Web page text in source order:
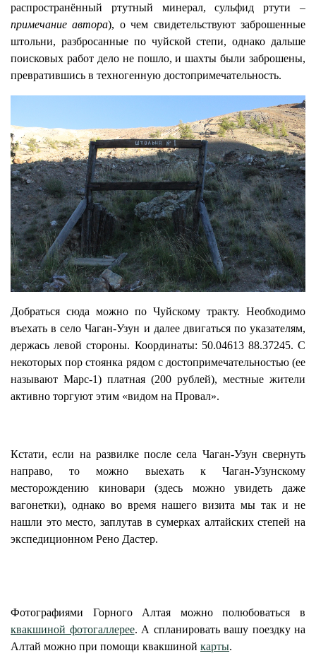
распространённый ртутный минерал, сульфид ртути –
примечание автора), о чем свидетельствуют заброшенные
штольни, разбросанные по чуйской степи, однако дальше
поисковых работ дело не пошло, и шахты были заброшены,
превратившись в техногенную достопримечательность.
Добраться сюда можно по Чуйскому тракту. Необходимо
въехать в село Чаган-Узун и далее двигаться по указателям,
держась левой стороны. Координаты: 50.04613 88.37245. С
некоторых пор стоянка рядом с достопримечательностью (ее
называют Марс-1) платная (200 рублей), местные жители
активно торгуют этим «видом на Провал».
Кстати, если на развилке после села Чаган-Узун свернуть
направо, то можно выехать к Чаган-Узунскому
месторождению киновари (здесь можно увидеть даже
вагонетки), однако во время нашего визита мы так и не
нашли это место, заплутав в сумерках алтайских степей на
экспедиционном Рено Дастер.
Фотографиями Горного Алтая можно полюбоваться в
квакшиной фотогаллерее. А спланировать вашу поездку на
Алтай можно при помощи квакшиной карты.